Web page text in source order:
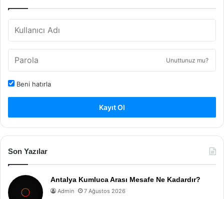
Unuttunuz mu?
Beni hatırla
Kayıt Ol
Son Yazılar
Antalya Kumluca Arası Mesafe Ne Kadardır?
Admin 7 Ağustos 2026